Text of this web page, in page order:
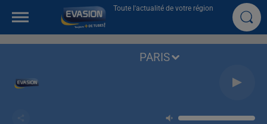
Toute l'actualité de votre région
PARIS